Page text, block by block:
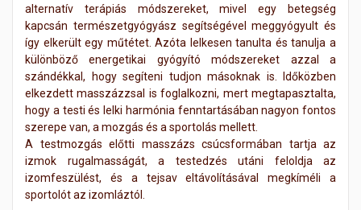
alternatív terápiás módszereket, mivel egy betegség
kapcsán természetgyógyász segítségével meggyógyult és
így elkerült egy műtétet. Azóta lelkesen tanulta és tanulja a
különböző energetikai gyógyító módszereket azzal a
szándékkal, hogy segíteni tudjon másoknak is. Időközben
elkezdett masszázzsal is foglalkozni, mert megtapasztalta,
hogy a testi és lelki harmónia fenntartásában nagyon fontos
szerepe van, a mozgás és a sportolás mellett.
A testmozgás előtti masszázs csúcsformában tartja az
izmok rugalmasságát, a testedzés utáni feloldja az
izomfeszülést, és a tejsav eltávolításával megkíméli a
sportolót az izomláztól.